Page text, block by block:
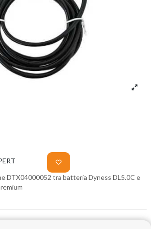
DTX04000052 tra batteria Dyness DL5.0C e